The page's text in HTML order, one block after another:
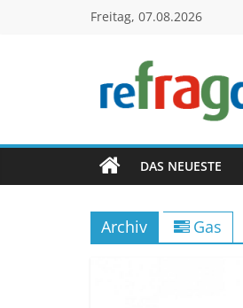
Freitag, 07.08.2026
refrago
Rechtsfragen
online
verständlich
erklärt
kostenlos
DAS NEUESTE
Archiv Gas